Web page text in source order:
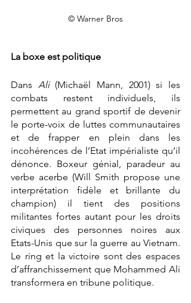
© Warner Bros
La boxe est politique
Dans Ali (Michaël Mann, 2001) si les
combats restent individuels, ils
permettent au grand sportif de devenir
le porte-voix de luttes communautaires
et de frapper en plein dans les
incohérences de l’Etat impérialiste qu’il
dénonce. Boxeur génial, paradeur au
verbe acerbe (Will Smith propose une
interprétation fidèle et brillante du
champion) il tient des positions
militantes fortes autant pour les droits
civiques des personnes noires aux
Etats-Unis que sur la guerre au Vietnam.
Le ring et la victoire sont des espaces
d’affranchissement que Mohammed Ali
transformera en tribune politique.